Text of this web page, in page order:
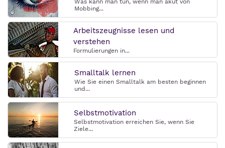
Was kann man tun, wenn man akut von
Mobbing...
Arbeitszeugnisse lesen und
verstehen
Formulierungen in...
Smalltalk lernen
Wie Sie einen Smalltalk am besten beginnen
und...
Selbstmotivation
Selbstmotivation erreichen Sie, wenn Sie
Ziele...